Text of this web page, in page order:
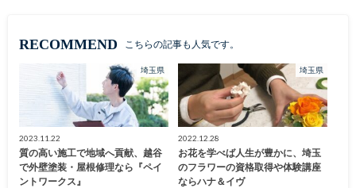
RECOMMEND こちらの記事も人気です。
埼玉県
2023.11.22
質の高い施工で地域へ貢献、越谷
で外壁塗装・屋根修理なら『ペイ
ントワークス』
埼玉県
2022.12.28
お花を学べば人生が豊かに、埼玉
のフラワーの資格取得や体験講座
ならハナ＆イヴ